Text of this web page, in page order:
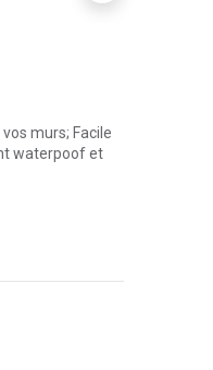
murs; Facile
waterpoof et